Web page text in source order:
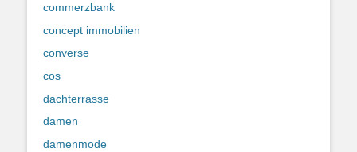
commerzbank
concept immobilien
converse
cos
dachterrasse
damen
damenmode